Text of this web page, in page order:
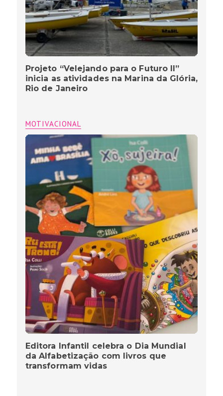
Projeto “Velejando para o Futuro II”
inicia as atividades na Marina da Glória,
Rio de Janeiro
MOTIVACIONAL
Editora Infantil celebra o Dia Mundial
da Alfabetização com livros que
transformam vidas